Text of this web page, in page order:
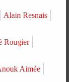
Alain Resnais
Rougier
Aimée